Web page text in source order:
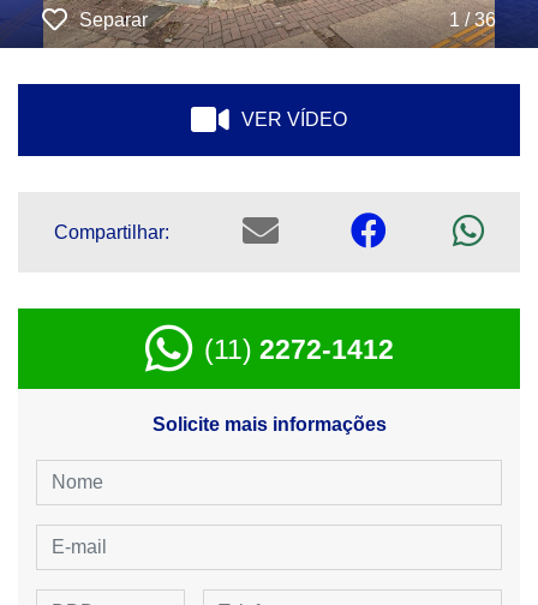
Separar 1 / 36
VER VÍDEO
Compartilhar:
(11) 2272-1412
Solicite mais informações